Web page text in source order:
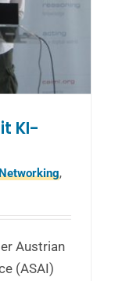
KI-
,
Austrian
(ASAI)